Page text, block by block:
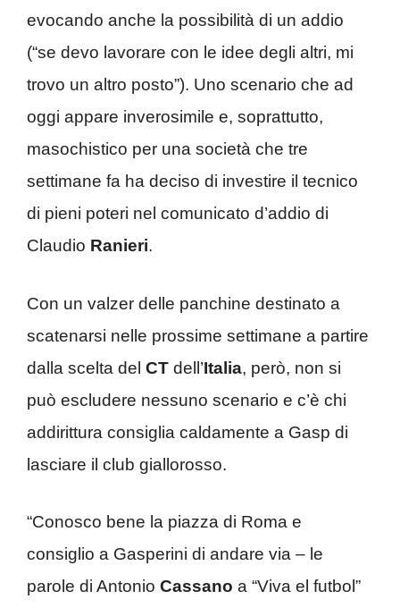
evocando anche la possibilità di un addio
(“se devo lavorare con le idee degli altri, mi
trovo un altro posto”). Uno scenario che ad
oggi appare inverosimile e, soprattutto,
masochistico per una società che tre
settimane fa ha deciso di investire il tecnico
di pieni poteri nel comunicato d’addio di
Claudio Ranieri.
Con un valzer delle panchine destinato a
scatenarsi nelle prossime settimane a partire
dalla scelta del CT dell’Italia, però, non si
può escludere nessuno scenario e c’è chi
addirittura consiglia caldamente a Gasp di
lasciare il club giallorosso.
“Conosco bene la piazza di Roma e
consiglio a Gasperini di andare via – le
parole di Antonio Cassano a “Viva el futbol”